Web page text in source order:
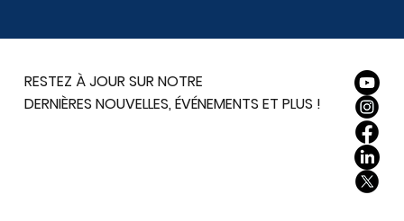
RESTEZ À JOUR SUR NOTRE
DERNIÈRES NOUVELLES, ÉVÉNEMENTS ET PLUS !